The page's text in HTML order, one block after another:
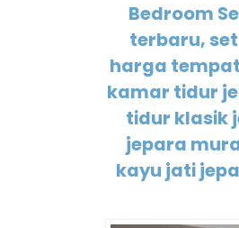
Bedroom
terbaru,
harga
kamar tidur
tidur klasik
jepara
kayu jati